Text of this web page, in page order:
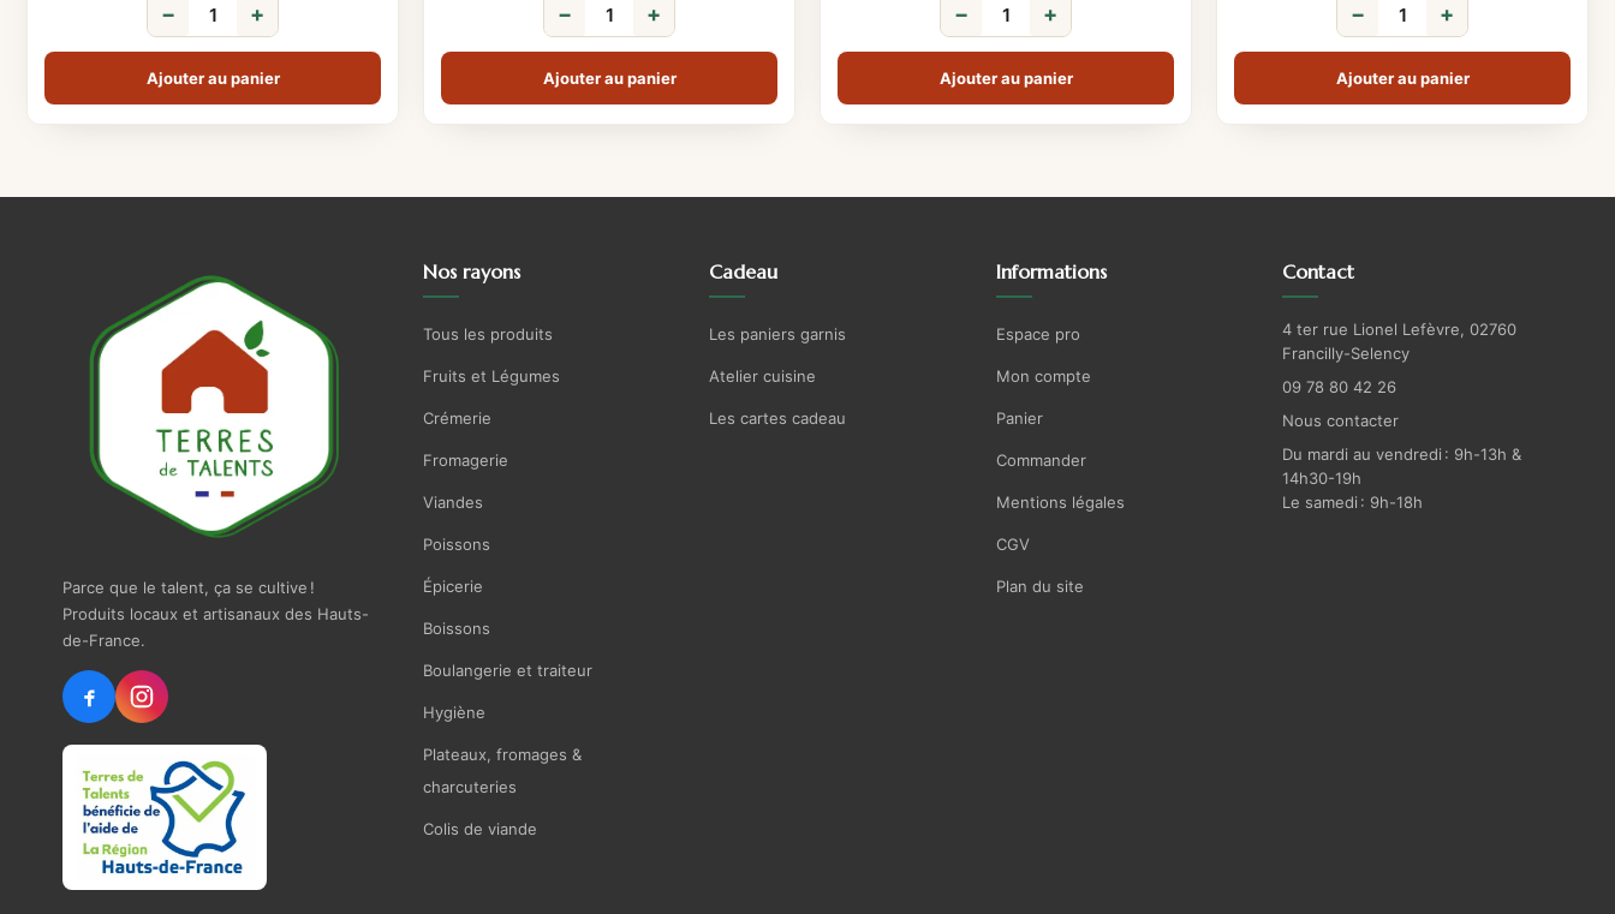
− +
Ajouter au panier
− +
Ajouter au panier
− +
Ajouter au panier
− +
Ajouter au panier
Parce que le talent, ça se cultive !
Produits locaux et artisanaux des Hauts-
de-France.
Nos rayons
Tous les produits
Fruits et Légumes
Crémerie
Fromagerie
Viandes
Poissons
Épicerie
Boissons
Boulangerie et traiteur
Hygiène
Plateaux, fromages &
charcuteries
Colis de viande
Cadeau
Les paniers garnis
Atelier cuisine
Les cartes cadeau
Informations
Espace pro
Mon compte
Panier
Commander
Mentions légales
CGV
Plan du site
Contact
4 ter rue Lionel Lefèvre, 02760
Francilly-Selency
09 78 80 42 26
Nous contacter
Du mardi au vendredi : 9h-13h &
14h30-19h
Le samedi : 9h-18h